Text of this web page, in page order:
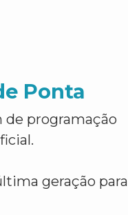
Ponta
de programação
geração para